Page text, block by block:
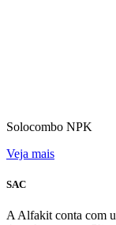
Solocombo NPK
Veja mais
SAC
A Alfakit conta com